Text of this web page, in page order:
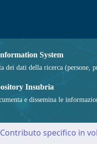
System
dei dati della ricerca
Insubria
e dissemina le
Contributo specifico in